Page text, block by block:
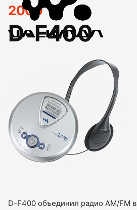
2000
D-F400
D-F400 объединил радио AM/FM